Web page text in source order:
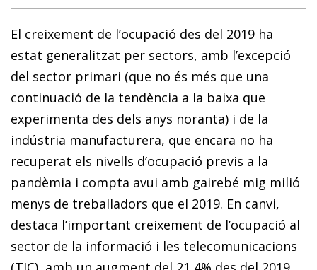
El creixement de l’ocupació des del 2019 ha
estat generalitzat per sectors, amb l’excepció
del sector primari (que no és més que una
continuació de la tendència a la baixa que
experimenta des dels anys noranta) i de la
indústria manufacturera, que encara no ha
recuperat els nivells d’ocupació previs a la
pandèmia i compta avui amb gairebé mig milió
menys de treballadors que el 2019. En canvi,
destaca l’important creixement de l’ocupació al
sector de la informació i les telecomunicacions